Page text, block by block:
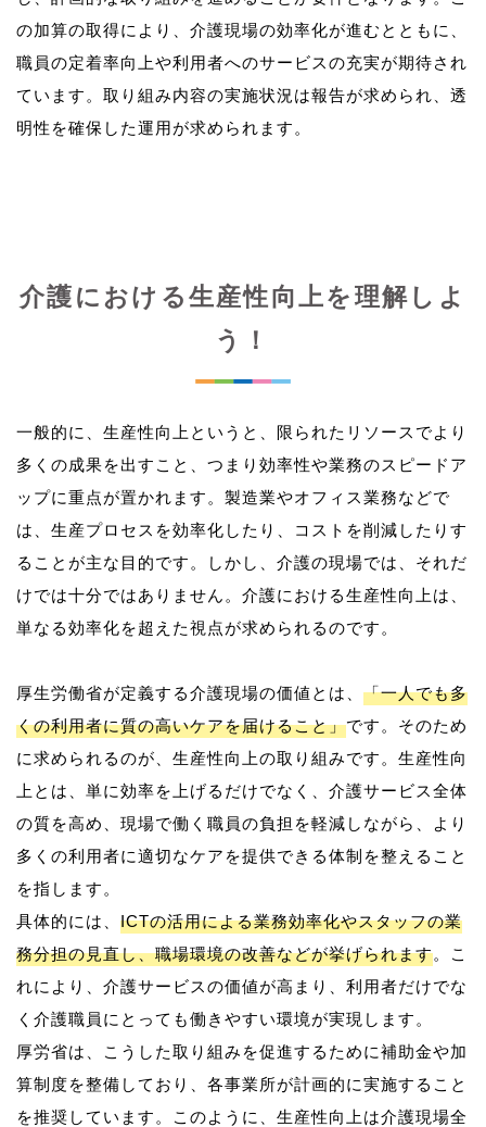
の加算の取得により、介護現場の効率化が進むとともに、
職員の定着率向上や利用者へのサービスの充実が期待され
ています。取り組み内容の実施状況は報告が求められ、透
介護における生産性向上を理解しよ
う！
一般的に、生産性向上というと、限られたリソースでより
多くの成果を出すこと、つまり効率性や業務のスピードア
ップに重点が置かれます。製造業やオフィス業務などで
は、生産プロセスを効率化したり、コストを削減したりす
ることが主な目的です。しかし、介護の現場では、それだ
けでは十分ではありません。介護における生産性向上は、
単なる効率化を超えた視点が求められるのです。
厚生労働省が定義する介護現場の価値とは、 「一人でも多
くの利用者に質の高いケアを届けること」です。そのため
に求められるのが、生産性向上の取り組みです。生産性向
上とは、単に効率を上げるだけでなく、介護サービス全体
の質を高め、現場で働く職員の負担を軽減しながら、より
多くの利用者に適切なケアを提供できる体制を整えること
を指します。
具体的には、 ICTの活用による業務効率化やスタッフの業
務分担の見直し、職場環境の改善などが挙げられます。こ
れにより、介護サービスの価値が高まり、利用者だけでな
く介護職員にとっても働きやすい環境が実現します。
厚労省は、こうした取り組みを促進するために補助金や加
算制度を整備しており、各事業所が計画的に実施すること
を推奨しています。このように、生産性向上は介護現場全